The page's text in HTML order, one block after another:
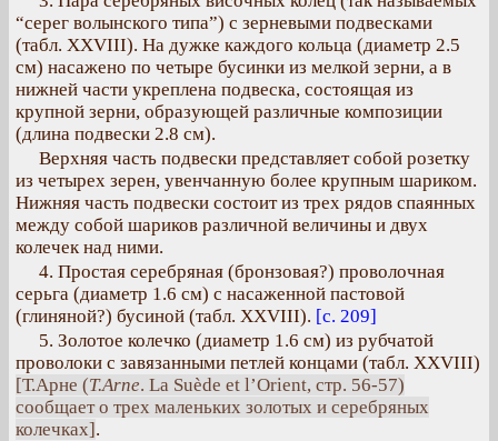
“серег волынского типа”) с зерневыми подвесками
(табл. XXVIII). На дужке каждого кольца (диаметр 2.5
см) насажено по четыре бусинки из мелкой зерни, а в
нижней части укреплена подвеска, состоящая из
крупной зерни, образующей различные композиции
(длина подвески 2.8 см).
Верхняя часть подвески представляет собой розетку
из четырех зерен, увенчанную более крупным шариком.
Нижняя часть подвески состоит из трех рядов спаянных
между собой шариков различной величины и двух
колечек над ними.
4. Простая серебряная (бронзовая?) проволочная
серьга (диаметр 1.6 см) с насаженной пастовой
(глиняной?) бусиной (табл. XXVIII). [с. 209]
5. Золотое колечко (диаметр 1.6 см) из рубчатой
проволоки с завязанными петлей концами (табл. XXVIII)
[Т.Арне (Т.Arne. La Suède et l’Orient, стр. 56-57)
сообщает о трех маленьких золотых и серебряных
колечках].